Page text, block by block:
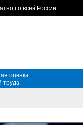
по всей России
оценка
труда